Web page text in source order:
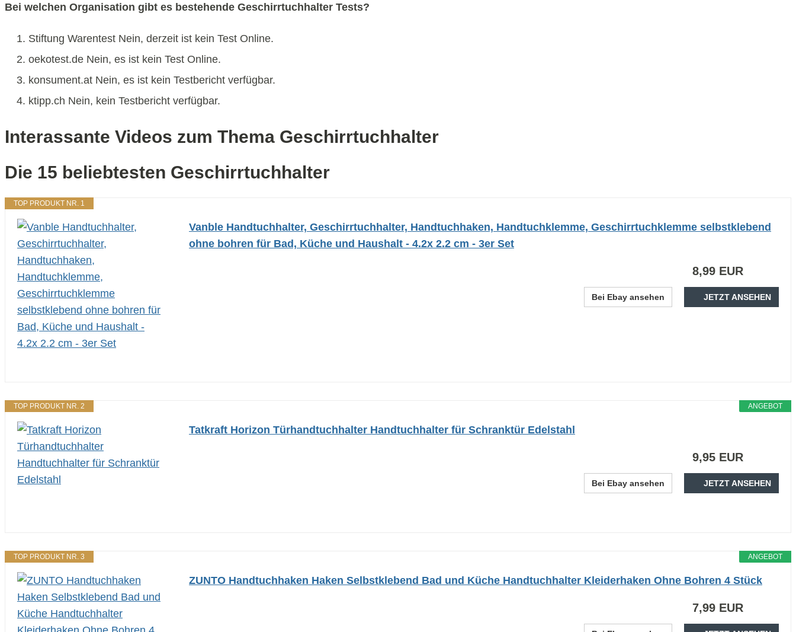
Bei welchen Organisation gibt es bestehende Geschirrtuchhalter Tests?
Stiftung Warentest Nein, derzeit ist kein Test Online.
oekotest.de Nein, es ist kein Test Online.
konsument.at Nein, es ist kein Testbericht verfügbar.
ktipp.ch Nein, kein Testbericht verfügbar.
Interassante Videos zum Thema Geschirrtuchhalter
Die 15 beliebtesten Geschirrtuchhalter
TOP PRODUKT NR. 1
Vanble Handtuchhalter, Geschirrtuchhalter, Handtuchhaken, Handtuchklemme, Geschirrtuchklemme selbstklebend
ohne bohren für Bad, Küche und Haushalt - 4.2x 2.2 cm - 3er Set
8,99 EUR
Bei Ebay ansehen JETZT ANSEHEN
ANGEBOT
TOP PRODUKT NR. 2
Tatkraft Horizon Türhandtuchhalter Handtuchhalter für Schranktür Edelstahl
9,95 EUR
Bei Ebay ansehen JETZT ANSEHEN
ANGEBOT
TOP PRODUKT NR. 3
ZUNTO Handtuchhaken Haken Selbstklebend Bad und Küche Handtuchhalter Kleiderhaken Ohne Bohren 4 Stück
7,99 EUR